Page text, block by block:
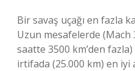
Bir savaş uçağı en fazla
Uzun mesafelerde (Mach
saatte 3500 km’den
irtifada (25.000 km) en iyi